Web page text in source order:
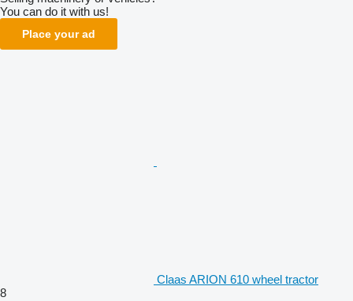
You can do it with us!
Place your ad
Claas ARION 610 wheel tractor
8